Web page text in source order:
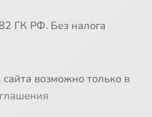
ГК РФ. Без налога
возможно только в